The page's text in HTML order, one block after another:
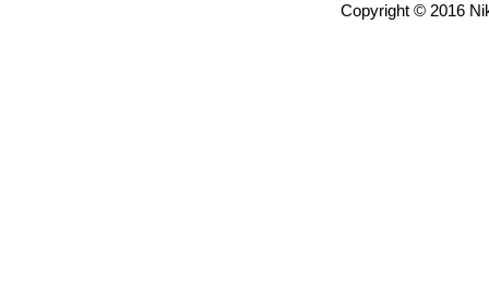
Copyright © 2016